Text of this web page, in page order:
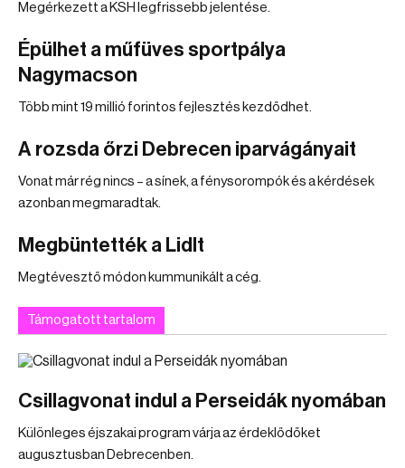
Megérkezett a KSH legfrissebb jelentése.
Épülhet a műfüves sportpálya
Nagymacson
Több mint 19 millió forintos fejlesztés kezdődhet.
A rozsda őrzi Debrecen iparvágányait
Vonat már rég nincs – a sínek, a fénysorompók és a kérdések
azonban megmaradtak.
Megbüntették a Lidlt
Megtévesztő módon kummunikált a cég.
Támogatott tartalom
Csillagvonat indul a Perseidák nyomában
Különleges éjszakai program várja az érdeklődőket
augusztusban Debrecenben.